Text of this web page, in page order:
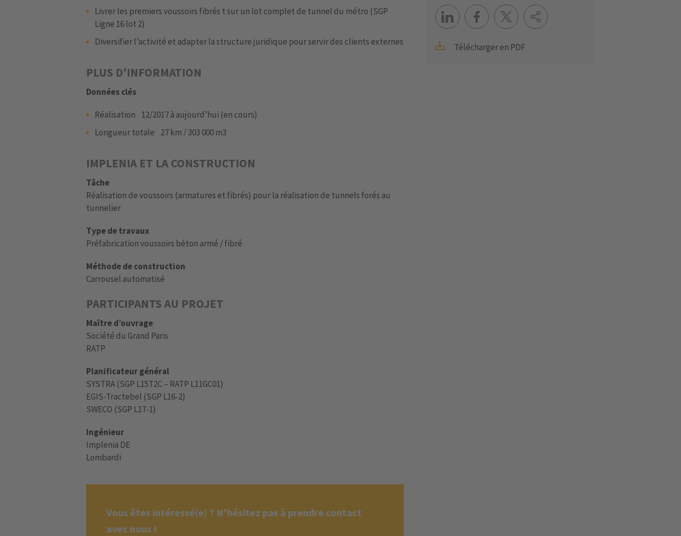
Livrer les premiers voussoirs fibrés t sur un lot complet de tunnel du métro (SGP
Ligne 16 lot 2)
Diversifier l’activité et adapter la structure juridique pour servir des clients externes
PLUS D'INFORMATION
Données clés
Réalisation 12/2017 à aujourd’hui (en cours)
Longueur totale 27 km / 303 000 m3
IMPLENIA ET LA CONSTRUCTION
Tâche
Réalisation de voussoirs (armatures et fibrés) pour la réalisation de tunnels forés au
tunnelier
Type de travaux
Préfabrication voussoirs béton armé / fibré
Méthode de construction
Carrousel automatisé
PARTICIPANTS AU PROJET
Maître d’ouvrage
Société du Grand Paris
RATP
Planificateur général
SYSTRA (SGP L15T2C – RATP L11GC01)
EGIS-Tractebel (SGP L16-2)
SWECO (SGP L17-1)
Ingénieur
Implenia DE
Lombardi
Vous êtes intéressé(e) ? N'hésitez pas à prendre contact
avec nous !
Télécharger en PDF